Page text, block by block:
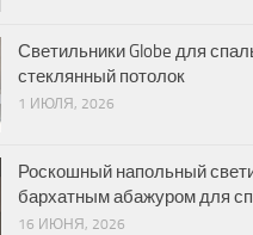
Светильники Globe для
стеклянный потолок
1 ИЮЛЯ, 2026
Роскошный напольный
бархатным абажуром для
16 ИЮНЯ, 2026